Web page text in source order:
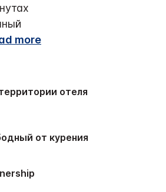
more
территории отеля
от курения